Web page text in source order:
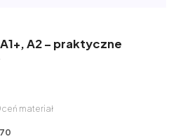
A2 – praktyczne
materiał